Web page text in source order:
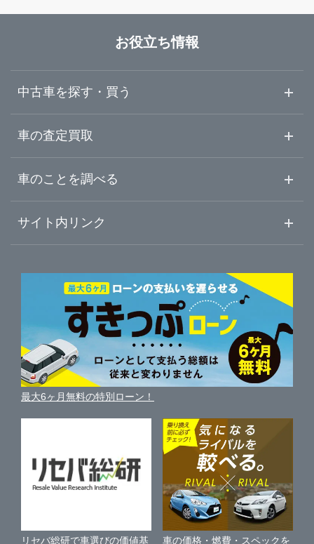
お役立ち情報
中古車を探す・買う
中古車情報・中古車検索
初めての中古車購入ガイド
中古車人気ランキング
自動車ローンを調べる
ガリバーの自動車ローン
車買い替えの基礎知識
近くのお店で車を探す
車の査定買取
車査定・車買取ならガリバー
ガリバーの査定が選ばれる理由
車を売る時よくある質問
便利な査定サービス
中古車買取相場（毎月更新）
車の個人売買ガイド
車のことを調べる
車初心者まとめ
新車・中古車カタログ
車の燃費を調べる
車種別クチコミ
車比較サイト
サイト内リンク
サイトマップ
サイトの使用条件
利用規約
保険代理店業務に関する基本方針
古物営業法に基づく表示
最大6ヶ月無料の特別ローン！
リセバ総研で車選びの価値基 車の価格・燃費・スペックを